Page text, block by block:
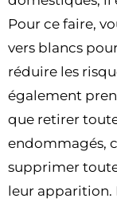
Pour ce faire,
vers blancs
réduire les
également
que retirer
endommagés,
supprimer
leur apparition.